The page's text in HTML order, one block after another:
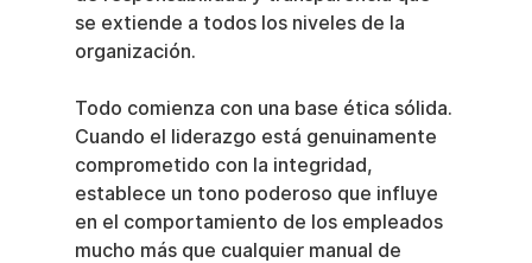
se extiende a todos los niveles de la
organización.
Todo comienza con una base ética sólida.
Cuando el liderazgo está genuinamente
comprometido con la integridad,
establece un tono poderoso que influye
en el comportamiento de los empleados
mucho más que cualquier manual de